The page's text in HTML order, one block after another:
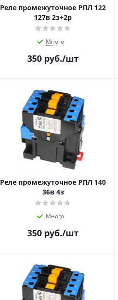
Реле промежуточное РПЛ 122
127в 2з+2р
Много
350 руб./шт
Реле промежуточное РПЛ 140
36в 4з
Много
350 руб./шт